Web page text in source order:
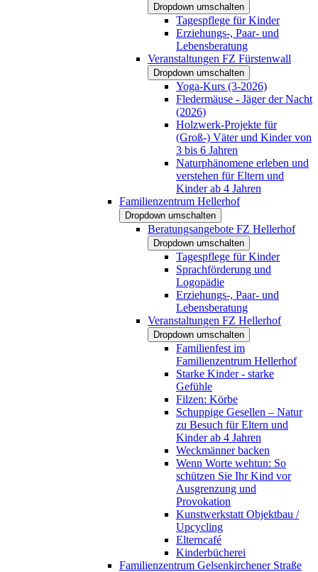
Dropdown umschalten
Tagespflege für Kinder
Erziehungs-, Paar- und
Lebensberatung
Veranstaltungen FZ Fürstenwall
Dropdown umschalten
Yoga-Kurs (3-2026)
Fledermäuse - Jäger der Nacht
(2026)
Holzwerk-Projekte für
(Groß-) Väter und Kinder von
3 bis 6 Jahren
Naturphänomene erleben und
verstehen für Eltern und
Kinder ab 4 Jahren
Familienzentrum Hellerhof
Dropdown umschalten
Beratungsangebote FZ Hellerhof
Dropdown umschalten
Tagespflege für Kinder
Sprachförderung und
Logopädie
Erziehungs-, Paar- und
Lebensberatung
Veranstaltungen FZ Hellerhof
Dropdown umschalten
Familienfest im
Familienzentrum Hellerhof
Starke Kinder - starke
Gefühle
Filzen: Körbe
Schuppige Gesellen – Natur
zu Besuch für Eltern und
Kinder ab 4 Jahren
Weckmänner backen
Wenn Worte wehtun: So
schützen Sie Ihr Kind vor
Ausgrenzung und
Provokation
Kunstwerkstatt Objektbau /
Upcycling
Elterncafé
Kinderbücherei
Familienzentrum Gelsenkirchener Straße